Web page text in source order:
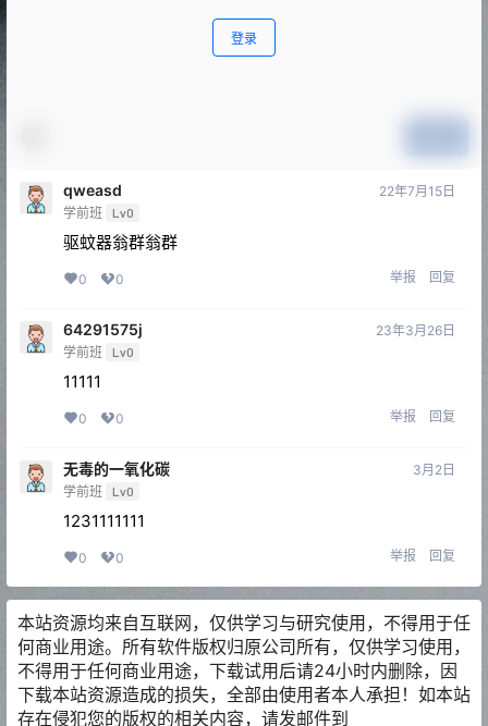
登录
qweasd
学前班 Lv0
22年7月15日
驱蚊器翁群翁群
0 0 举报 回复
64291575j
学前班 Lv0
23年3月26日
11111
0 0 举报 回复
无毒的一氧化碳
学前班 Lv0
3月2日
1231111111
0 0 举报 回复
本站资源均来自互联网，仅供学习与研究使用，不得用于任
何商业用途。所有软件版权归原公司所有，仅供学习使用，
不得用于任何商业用途，下载试用后请24小时内删除，因
下载本站资源造成的损失，全部由使用者本人承担！如本站
存在侵犯您的版权的相关内容，请发邮件到